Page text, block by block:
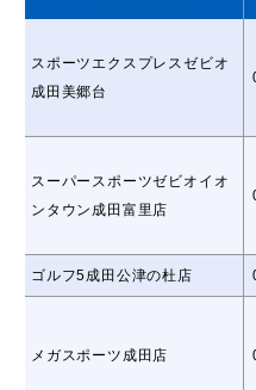
スポーツエクスプレスゼビオ
成田美郷台
スーパースポーツゼビオイオ
ンタウン成田富里店
ゴルフ5成田公津の杜店
メガスポーツ成田店